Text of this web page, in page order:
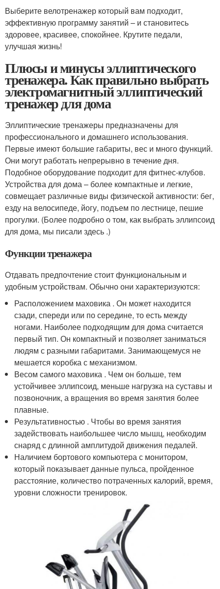
Выберите велотренажер который вам подходит,
эффективную программу занятий – и становитесь
здоровее, красивее, спокойнее. Крутите педали,
улучшая жизнь!
Плюсы и минусы эллиптического
тренажера. Как правильно выбрать
электромагнитный эллиптический
тренажер для дома
Эллиптические тренажеры предназначены для
профессионального и домашнего использования.
Первые имеют большие габариты, вес и много функций.
Они могут работать непрерывно в течение дня.
Подобное оборудование подходит для фитнес-клубов.
Устройства для дома – более компактные и легкие,
совмещает различные виды физической активности: бег,
езду на велосипеде, йогу, подъем по лестнице, пешие
прогулки. (Более подробно о том, как выбрать эллипсоид
для дома, мы писали здесь .)
Функции тренажера
Отдавать предпочтение стоит функциональным и
удобным устройствам. Обычно они характеризуются:
Расположением маховика . Он может находится
сзади, спереди или по середине, то есть между
ногами. Наиболее подходящим для дома считается
первый тип. Он компактный и позволяет заниматься
людям с разными габаритами. Занимающемуся не
мешается коробка с механизмом.
Весом самого маховика . Чем он больше, тем
устойчивее эллипсоид, меньше нагрузка на суставы и
позвоночник, а вращения во время занятия более
плавные.
Результативностью . Чтобы во время занятия
задействовать наибольшее число мышц, необходим
снаряд с длинной амплитудой движения педалей.
Наличием бортового компьютера с монитором,
который показывает данные пульса, пройденное
расстояние, количество потраченных калорий, время,
уровни сложности тренировок.